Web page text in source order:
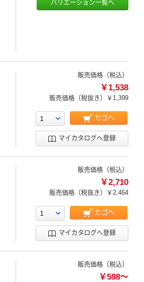
バリエーション一覧へ
販売価格（税込）
￥1,538
販売価格（税抜き） ￥1,399
カゴへ
マイカタログへ登録
販売価格（税込）
￥2,710
販売価格（税抜き） ￥2,464
カゴへ
マイカタログへ登録
販売価格（税込）
￥598～